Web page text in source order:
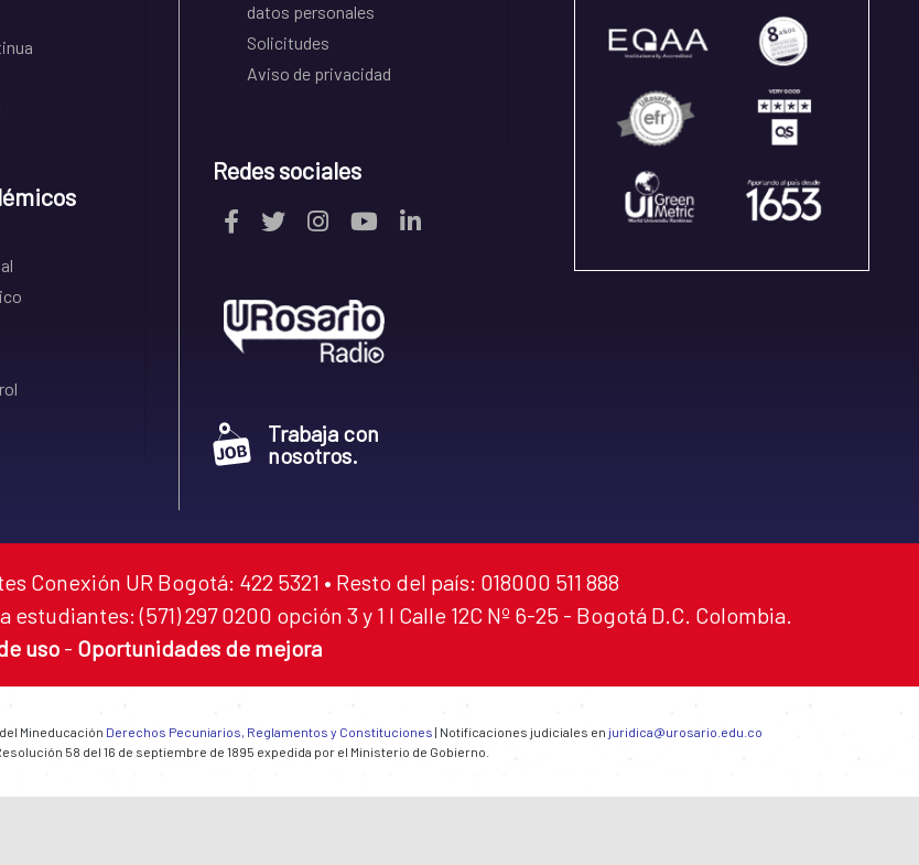
datos personales
Solicitudes
Aviso de privacidad
Redes sociales
Trabaja con
nosotros.
Conexión UR Bogotá: 422 5321 • Resto del país: 018000 511 888
(571) 297 0200 opción 3 y 1 I Calle 12C Nº 6-25 - Bogotá D.C. Colombia.
uso - Oportunidades de mejora
Mineducación Derechos Pecuniarios, Reglamentos y Constituciones | Notificaciones judiciales en juridica@urosario.edu.co
58 del 16 de septiembre de 1895 expedida por el Ministerio de Gobierno.